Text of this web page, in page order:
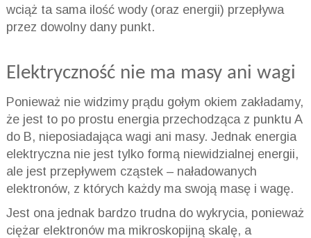
wciąż ta sama ilość wody (oraz energii) przepływa
przez dowolny dany punkt.
Elektryczność nie ma masy ani wagi
Ponieważ nie widzimy prądu gołym okiem zakładamy,
że jest to po prostu energia przechodząca z punktu A
do B, nieposiadająca wagi ani masy. Jednak energia
elektryczna nie jest tylko formą niewidzialnej energii,
ale jest przepływem cząstek – naładowanych
elektronów, z których każdy ma swoją masę i wagę.
Jest ona jednak bardzo trudna do wykrycia, ponieważ
ciężar elektronów ma mikroskopijną skalę, a